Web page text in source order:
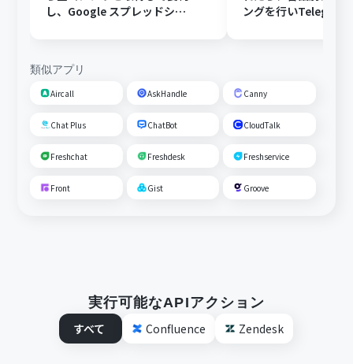
し、Google スプレッドシー
ングを行いTelegram
類似アプリ
Aircall AskHandle Canny
Chat Plus ChatBot CloudTalk
Freshchat Freshdesk Freshservice
Front Gist Groove
実行可能なAPIアクション
すべて
Confluence Zendesk